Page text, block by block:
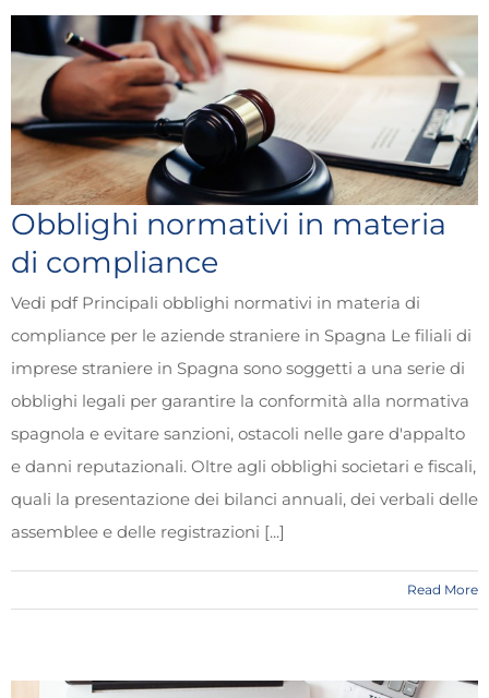
Obblighi normativi in materia
di compliance
Vedi pdf Principali obblighi normativi in materia di
compliance per le aziende straniere in Spagna Le filiali di
imprese straniere in Spagna sono soggetti a una serie di
obblighi legali per garantire la conformità alla normativa
spagnola e evitare sanzioni, ostacoli nelle gare d'appalto
e danni reputazionali. Oltre agli obblighi societari e fiscali,
quali la presentazione dei bilanci annuali, dei verbali delle
assemblee e delle registrazioni [...]
Read More